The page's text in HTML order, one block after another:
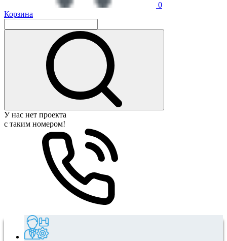
0
Корзина
У нас нет проекта
с таким номером!